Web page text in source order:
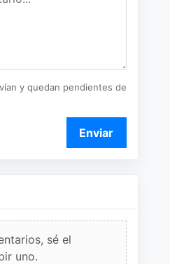
y quedan pendientes de
Enviar
sé el
uno.